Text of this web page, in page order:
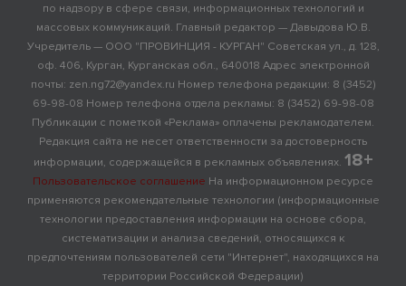
по надзору в сфере связи, информационных технологий и
массовых коммуникаций. Главный редактор — Давыдова Ю.В.
Учредитель — ООО "ПРОВИНЦИЯ - КУРГАН" Советская ул., д. 128,
оф. 406, Курган, Курганская обл., 640018 Адрес электронной
почты: zen.ng72@yandex.ru Номер телефона редакции: 8 (3452)
69-98-08 Номер телефона отдела рекламы: 8 (3452) 69-98-08
Публикации с пометкой «Реклама» оплачены рекламодателем.
Редакция сайта не несет ответственности за достоверность
информации, содержащейся в рекламных объявлениях. 18+
Пользовательское соглашение На информационном ресурсе
применяются рекомендательные технологии (информационные
технологии предоставления информации на основе сбора,
систематизации и анализа сведений, относящихся к
предпочтениям пользователей сети "Интернет", находящихся на
территории Российской Федерации)